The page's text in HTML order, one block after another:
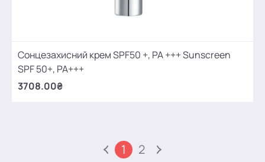
Сонцезахисний крем SPF50 +, PA +++ Sunscreen
SPF 50+, PA+++
3708.00₴
1 2